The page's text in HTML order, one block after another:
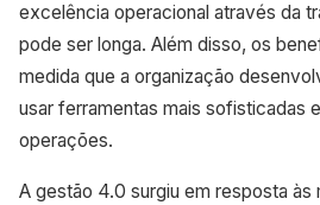
excelência operacional através da
pode ser longa. Além disso, os
medida que a organização
usar ferramentas mais sofisticadas
operações.
A gestão 4.0 surgiu em resposta às